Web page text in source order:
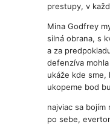
prestupy, v
Mina Godfrey
silná obrana, s
a za
defenzíva
ukáže kde
ukopeme bod
najviac sa
po sebe,